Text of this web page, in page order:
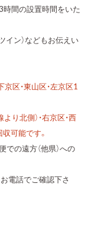
時間の設置時間をいた
イン）などもお伝えい
京区・東山区・左京区1
り北側）・右京区・西
可能です。
の遠方（他県）への
電話でご確認下さ